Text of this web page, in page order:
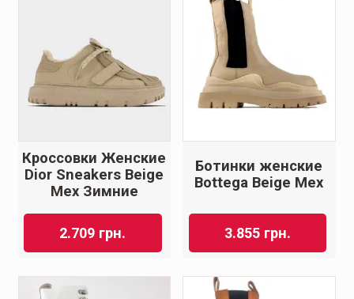
Кроссовки Женские
Dior Sneakers Beige
Мех Зимние
2.709 грн.
Ботинки женские
Bottеga Beige Мех
3.855 грн.